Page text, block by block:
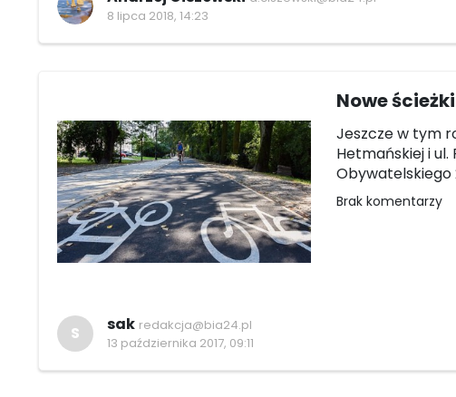
8 lipca 2018, 14:23
Nowe
Jeszcze w tym
Hetmańskiej i
Obywatelskiego
Brak komentarzy
S sak redakcja@bia24.pl
13 października 2017, 09:11